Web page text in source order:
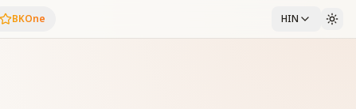
BKOne HIN